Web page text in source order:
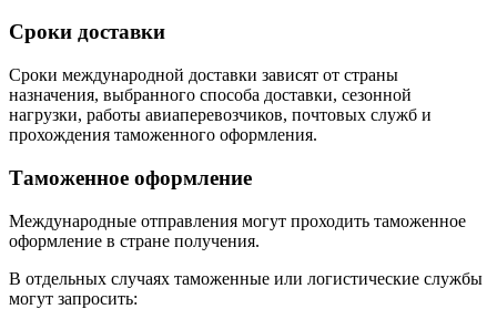
Сроки доставки
Сроки международной доставки зависят от страны
назначения, выбранного способа доставки, сезонной
нагрузки, работы авиаперевозчиков, почтовых служб и
прохождения таможенного оформления.
Таможенное оформление
Международные отправления могут проходить таможенное
оформление в стране получения.
В отдельных случаях таможенные или логистические службы
могут запросить: